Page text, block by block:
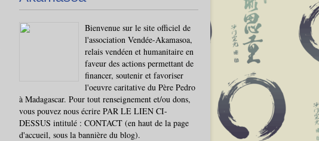
Bienvenue sur le site officiel de
l'association Vendée-Akamasoa,
relais vendéen et humanitaire en
faveur des actions permettant de
financer, soutenir et favoriser
l'oeuvre caritative du Père Pedro
à Madagascar. Pour tout renseignement et/ou dons,
vous pouvez nous écrire PAR LE LIEN CI-
DESSUS intitulé : CONTACT (en haut de la page
d'accueil, sous la bannière du blog).